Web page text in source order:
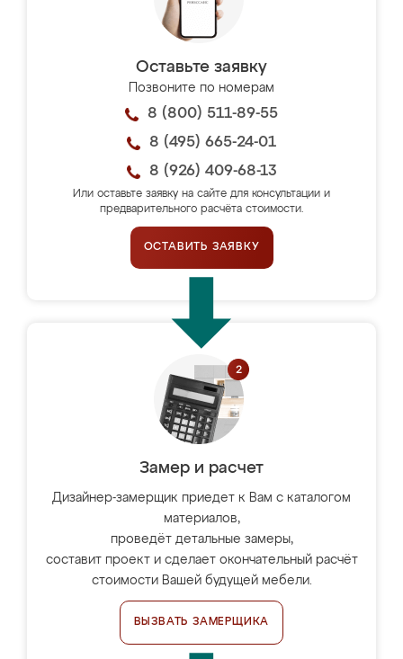
Оставьте заявку
Позвоните по номерам
8 (800) 511-89-55
8 (495) 665-24-01
8 (926) 409-68-13
Или оставьте заявку на сайте для консультации и
предварительного расчёта стоимости.
ОСТАВИТЬ ЗАЯВКУ
Замер и расчет
Дизайнер-замерщик приедет к Вам с каталогом
материалов,
проведёт детальные замеры,
составит проект и сделает окончательный расчёт
стоимости Вашей будущей мебели.
ВЫЗВАТЬ ЗАМЕРЩИКА